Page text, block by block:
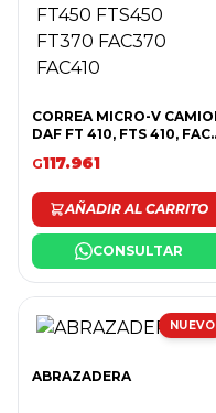
CORREA MICRO-V CAMION
DAF FT 410, FTS 410, FAC
FAC370 FAC410
G117.961
AÑADIR AL CARRITO
CONSULTAR
NUEVO
ABRAZADERA